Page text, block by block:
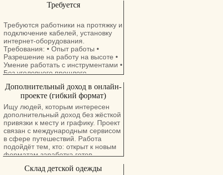
Требуется
Требуются работники на протяжку и
подключение кабелей, установку
интернет-оборудования.
Требования: • Опыт работы •
Разрешение на работу на высоте •
Умение работать с инструментами •
Без уголовного прошлого
страны: Ришон-ле-Цион, Бат-Ям,
Холон. Зарплата договорная, в
зависимости от опыта работы.
Телефон: 058-704-1554
Дополнительный доход в онлайн-
проекте (гибкий формат)
Ищу людей, которым интересен
дополнительный доход без жёсткой
привязки к месту и графику. Проект
связан с международным сервисом
в сфере путешествий. Работа
подойдёт тем, кто: открыт к новым
форматам заработка готов
график Опыт не обязателен.
Склад детской одежды